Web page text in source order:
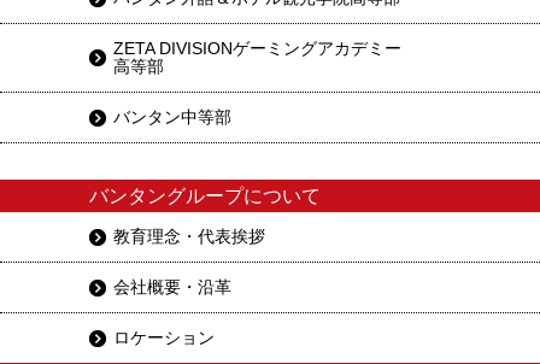
ZETA DIVISIONゲーミングアカデミー
高等部
バンタン中等部
バンタングループについて
教育理念・代表挨拶
会社概要・沿革
ロケーション